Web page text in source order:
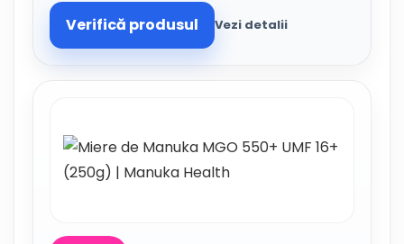
Verifică produsul Vezi detalii